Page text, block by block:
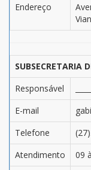
Endereço
SUBSECRETARIA
Responsável
E-mail
Telefone
Atendimento
09